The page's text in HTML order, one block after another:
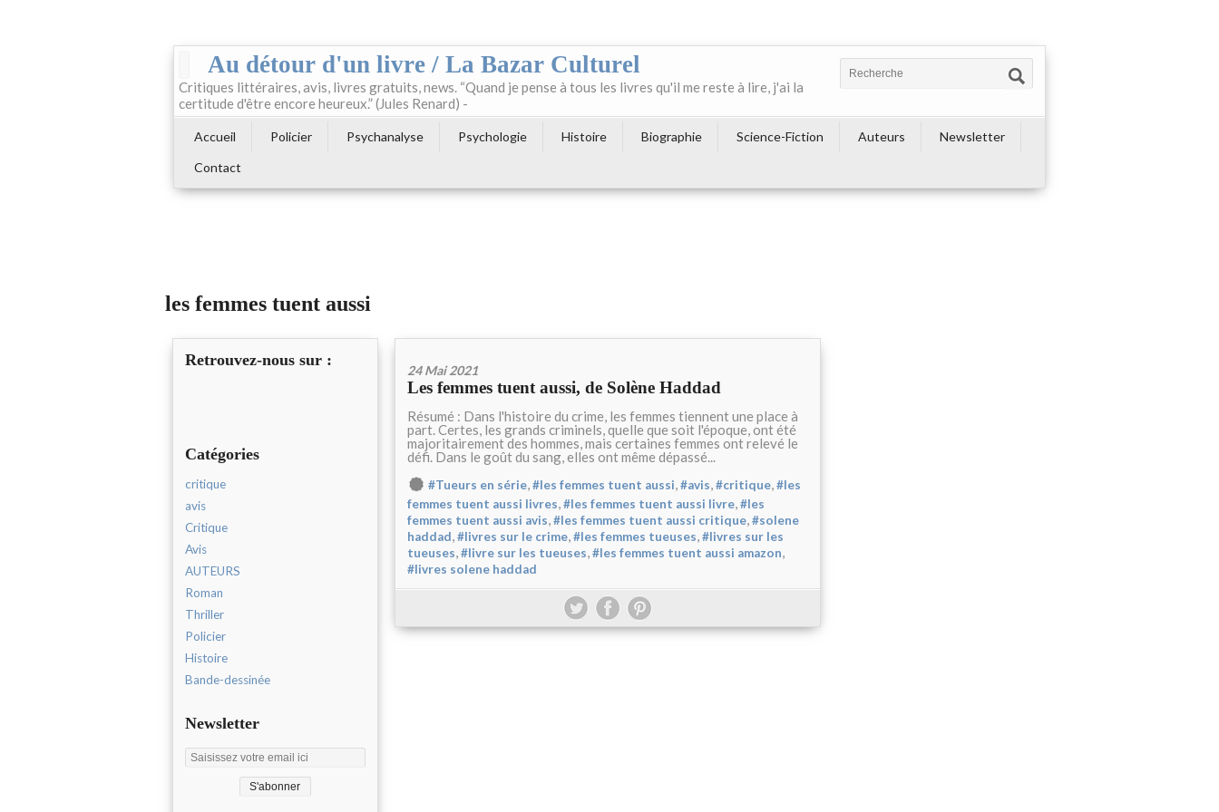
Au détour d'un livre / La Bazar Culturel
Critiques littéraires, avis, livres gratuits, news. “Quand je pense à tous les livres qu'il me reste à lire, j'ai la
certitude d'être encore heureux.” (Jules Renard) -
Accueil Policier Psychanalyse Psychologie Histoire Biographie Science-Fiction Auteurs
Newsletter
Contact
les femmes tuent aussi
Retrouvez-nous sur :
Catégories
critique
avis
Critique
Avis
AUTEURS
Roman
Thriller
Policier
Histoire
Bande-dessinée
Newsletter
24 Mai 2021
Les femmes tuent aussi, de Solène Haddad
Résumé : Dans l'histoire du crime, les femmes tiennent une place à
part. Certes, les grands criminels, quelle que soit l'époque, ont été
majoritairement des hommes, mais certaines femmes ont relevé le
défi. Dans le goût du sang, elles ont même dépassé...
#Tueurs en série,#les femmes tuent aussi,#avis,#critique,#les
femmes tuent aussi livres,#les femmes tuent aussi livre,#les
femmes tuent aussi avis,#les femmes tuent aussi critique,#solene
haddad,#livres sur le crime,#les femmes tueuses,#livres sur les
tueuses,#livre sur les tueuses,#les femmes tuent aussi amazon,
#livres solene haddad